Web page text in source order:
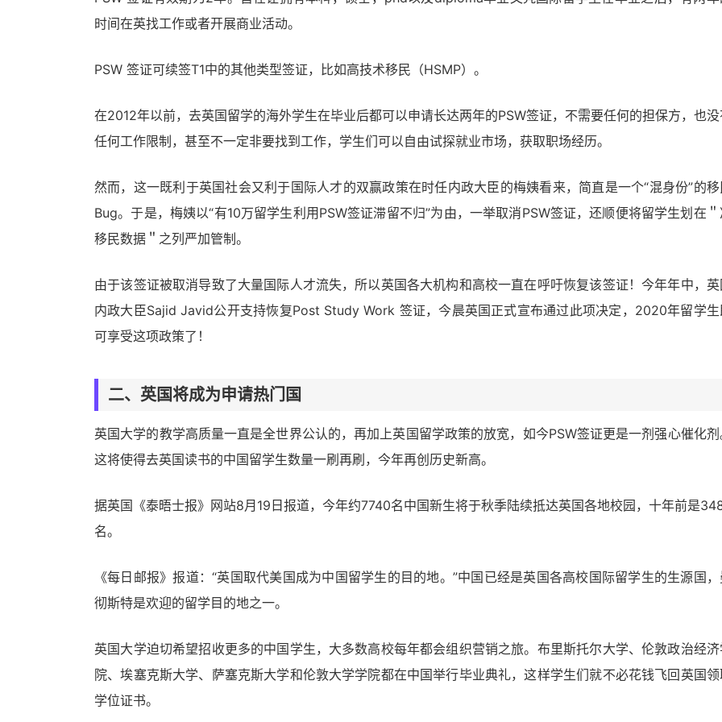
时间在英找工作或者开展商业活动。
PSW 签证可续签T1中的其他类型签证，比如高技术移民（HSMP）。
在2012年以前，去英国留学的海外学生在毕业后都可以申请长达两年的PSW签证，不需要任何的担保方，也没
任何工作限制，甚至不一定非要找到工作，学生们可以自由试探就业市场，获取职场经历。
然而，这一既利于英国社会又利于国际人才的双赢政策在时任内政大臣的梅姨看来，简直是一个“混身份”的移
Bug。于是，梅姨以“有10万留学生利用PSW签证滞留不归”为由，一举取消PSW签证，还顺便将留学生划在
移民数据＂之列严加管制。
由于该签证被取消导致了大量国际人才流失，所以英国各大机构和高校一直在呼吁恢复该签证！今年年中，英
内政大臣Sajid Javid公开支持恢复Post Study Work 签证，今晨英国正式宣布通过此项决定，2020年留学生
可享受这项政策了！
二、英国将成为申请热门国
英国大学的教学高质量一直是全世界公认的，再加上英国留学政策的放宽，如今PSW签证更是一剂强心催化剂
这将使得去英国读书的中国留学生数量一刷再刷，今年再创历史新高。
据英国《泰晤士报》网站8月19日报道，今年约7740名中国新生将于秋季陆续抵达英国各地校园，十年前是
名。
《每日邮报》报道：“英国取代美国成为中国留学生的目的地。”中国已经是英国各高校国际留学生的生源国，
彻斯特是欢迎的留学目的地之一。
英国大学迫切希望招收更多的中国学生，大多数高校每年都会组织营销之旅。布里斯托尔大学、伦敦政治经
院、埃塞克斯大学、萨塞克斯大学和伦敦大学学院都在中国举行毕业典礼，这样学生们就不必花钱飞回英国领
学位证书。